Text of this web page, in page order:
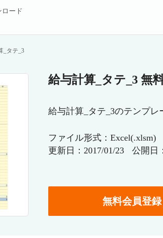
ード
_タテ_3
給与計算_タテ_3 無
給与計算_タテ_3のテンプレ
ファイル形式：Excel(.xlsm)
更新日：2017/01/23
公開日
無料会員登